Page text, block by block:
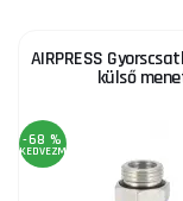
AIRPRESS
külső
-68 %
KEDVEZMÉNY